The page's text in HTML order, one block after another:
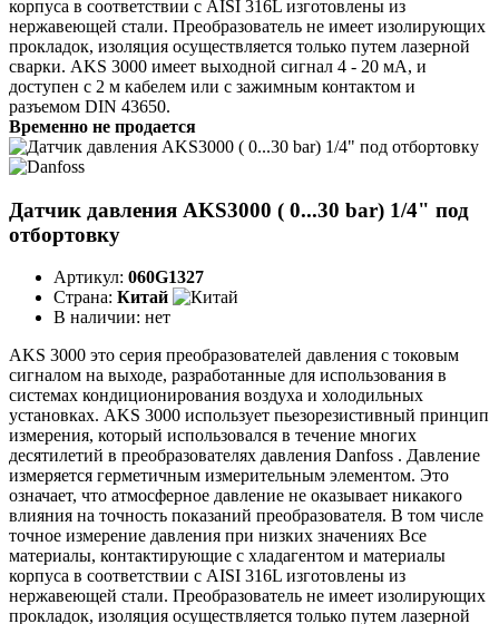
корпуса в соответствии с AISI 316L изготовлены из
нержавеющей стали. Преобразователь не имеет изолирующих
прокладок, изоляция осуществляется только путем лазерной
сварки. AKS 3000 имеет выходной сигнал 4 - 20 мА, и
доступен с 2 м кабелем или с зажимным контактом и
разъемом DIN 43650.
Временно не продается
Датчик давления AKS3000 ( 0...30 bar) 1/4" под
отбортовку
Артикул: 060G1327
Страна: Китай
В наличии: нет
AKS 3000 это серия преобразователей давления с токовым
сигналом на выходе, разработанные для использования в
системах кондиционирования воздуха и холодильных
установках. AKS 3000 использует пьезорезистивный принцип
измерения, который использовался в течение многих
десятилетий в преобразователях давления Danfoss . Давление
измеряется герметичным измерительным элементом. Это
означает, что атмосферное давление не оказывает никакого
влияния на точность показаний преобразователя. В том числе
точное измерение давления при низких значениях Все
материалы, контактирующие с хладагентом и материалы
корпуса в соответствии с AISI 316L изготовлены из
нержавеющей стали. Преобразователь не имеет изолирующих
прокладок, изоляция осуществляется только путем лазерной